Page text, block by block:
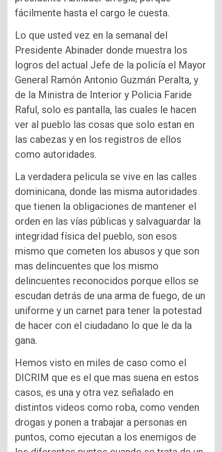
fácilmente hasta el cargo le cuesta.
Lo que usted vez en la semanal del
Presidente Abinader donde muestra los
logros del actual Jefe de la policía el Mayor
General Ramón Antonio Guzmán Peralta, y
de la Ministra de Interior y Policia Faride
Raful, solo es pantalla, las cuales le hacen
ver al pueblo las cosas que solo estan en
las cabezas y en los registros de ellos
como autoridades.
La verdadera pelicula se vive en las calles
dominicana, donde las misma autoridades
que tienen la obligaciones de mantener el
orden en las vías públicas y salvaguardar la
integridad física del pueblo, son esos
mismo que cometen los abusos y que son
mas delincuentes que los mismo
delincuentes reconocidos porque ellos se
escudan detrás de una arma de fuego, de un
uniforme y un carnet para tener la potestad
de hacer con el ciudadano lo que le da la
gana.
Hemos visto en miles de caso como el
DICRIM que es el que mas suena en estos
casos, es una y otra vez señalado en
distintos videos como roba, como venden
drogas y ponen a trabajar a personas en
puntos, como ejecutan a los enemigos de